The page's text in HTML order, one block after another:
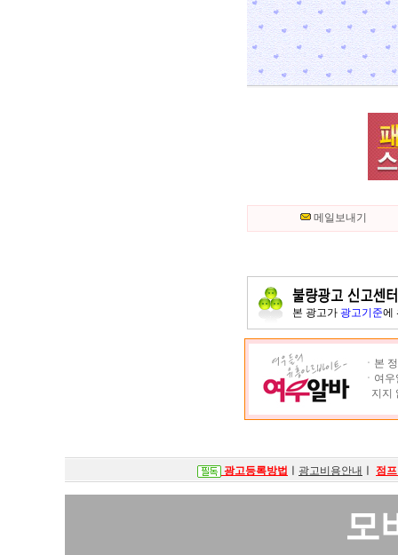
메일보내기
본 광고가 광고기준에
ㆍ본
ㆍ여
지지
광고등록방법 광고비용안내 점
모